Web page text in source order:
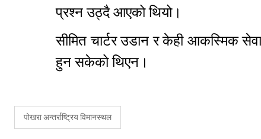
प्रश्न उठ्दै आएको थियो।
सीमित चार्टर उडान र केही आकस्मिक
हुन सकेको थिएन।
पोखरा अन्तर्राष्ट्रिय विमानस्थल